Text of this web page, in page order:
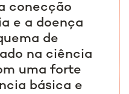
conecção
e a doença
de
na ciência
uma forte
básica e